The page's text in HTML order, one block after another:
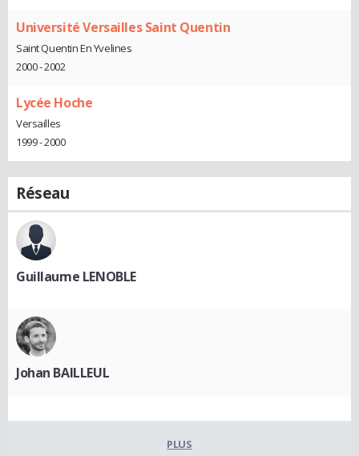
Université Versailles Saint Quentin
Saint Quentin En Yvelines
2000 - 2002
Lycée Hoche
Versailles
1999 - 2000
Réseau
Guillaume LENOBLE
Johan BAILLEUL
PLUS